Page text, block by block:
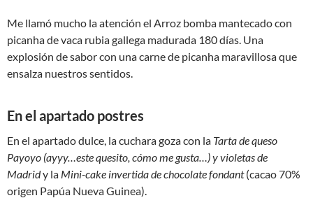
Me llamó mucho la atención el Arroz bomba mantecado con
picanha de vaca rubia gallega madurada 180 días. Una
explosión de sabor con una carne de picanha maravillosa que
ensalza nuestros sentidos.
En el apartado postres
En el apartado dulce, la cuchara goza con la Tarta de queso
Payoyo (ayyy…este quesito, cómo me gusta…) y violetas de
Madridy la Mini-cake invertida de chocolate fondant(cacao 70%
origen Papúa Nueva Guinea).